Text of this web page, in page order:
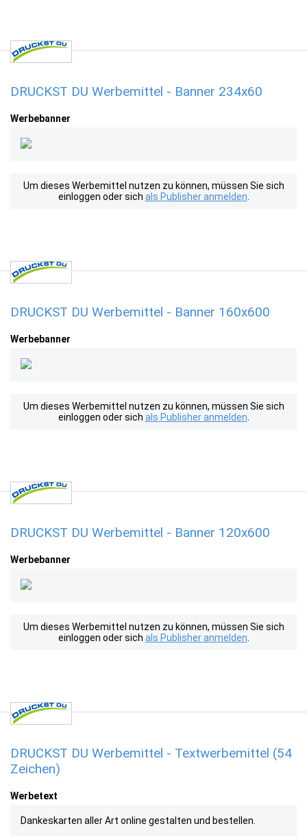
DRUCKST DU Werbemittel - Banner 234x60
Werbebanner
Um dieses Werbemittel nutzen zu können, müssen Sie sich
einloggen oder sich als Publisher anmelden
DRUCKST DU Werbemittel - Banner 160x600
Werbebanner
Um dieses Werbemittel nutzen zu können, müssen Sie sich
einloggen oder sich als Publisher anmelden
DRUCKST DU Werbemittel - Banner 120x600
Werbebanner
Um dieses Werbemittel nutzen zu können, müssen Sie sich
einloggen oder sich als Publisher anmelden
DRUCKST DU Werbemittel - Textwerbemittel (54
Zeichen)
Werbetext
Dankeskarten aller Art online gestalten und bestellen.